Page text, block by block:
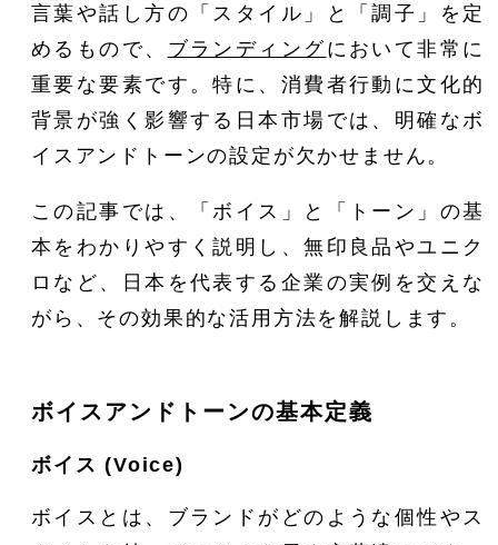
言葉や話し方の「スタイル」と「調子」を定
めるもので、 ブランディングにおいて非常に
重要な要素です。特に、消費者行動に文化的
背景が強く影響する日本市場では、明確なボ
イスアンドトーンの設定が欠かせません。
この記事では、「ボイス」と「トーン」の基
本をわかりやすく説明し、無印良品やユニク
ロなど、日本を代表する企業の実例を交えな
がら、その効果的な活用方法を解説します。
ボイスアンドトーンの基本定義
ボイス (Voice)
ボイスとは、ブランドがどのような個性やス